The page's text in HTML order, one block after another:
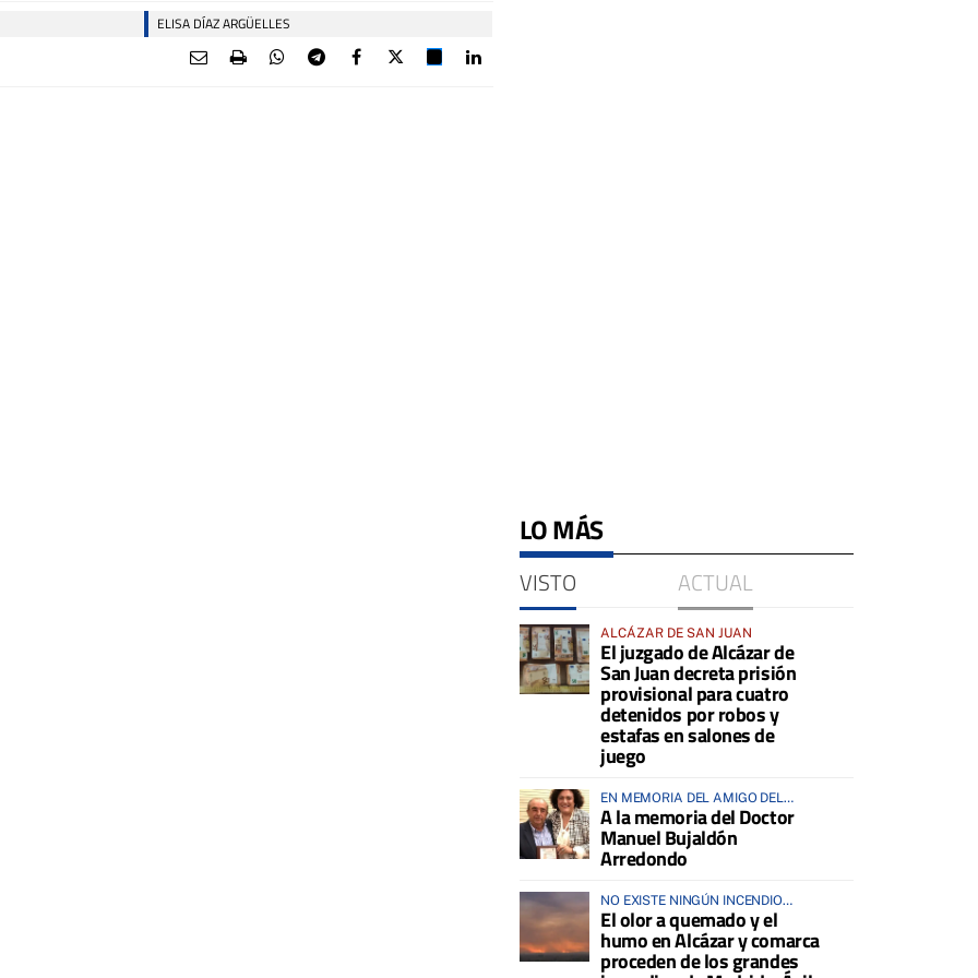
ELISA DÍAZ ARGÜELLES
LO MÁS
VISTO ACTUAL
ALCÁZAR DE SAN JUAN
El juzgado de Alcázar de
San Juan decreta prisión
provisional para cuatro
detenidos por robos y
estafas en salones de
juego
EN MEMORIA DEL AMIGO DEL
HOMBRE Y DE LOS ANIMALES
A la memoria del Doctor
Manuel Bujaldón
Arredondo
NO EXISTE NINGÚN INCENDIO
ACTIVO EN LA COMARCA
El olor a quemado y el
humo en Alcázar y comarca
proceden de los grandes